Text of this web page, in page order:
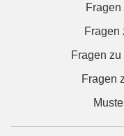
Fragen
Fragen
Fragen